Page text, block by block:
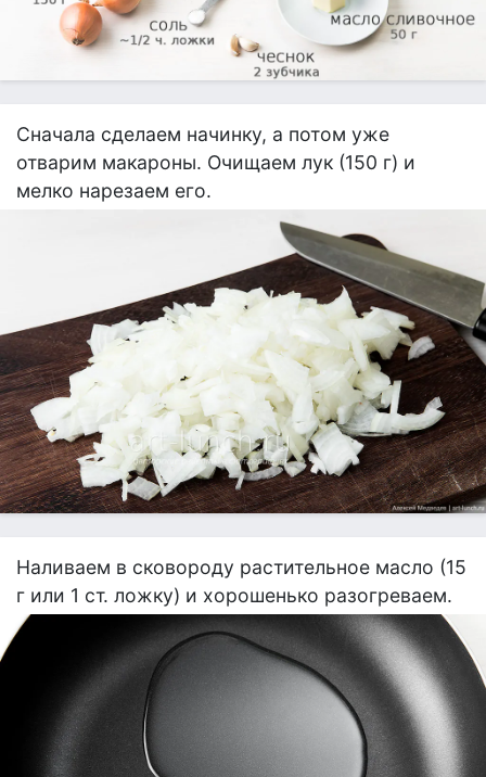
Сначала сделаем начинку, а потом уже
отварим макароны. Очищаем лук (150 г) и
мелко нарезаем его.
Наливаем в сковороду растительное масло (15
г или 1 ст. ложку) и хорошенько разогреваем.